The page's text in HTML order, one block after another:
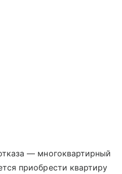
— многоквартирный
приобрести квартиру